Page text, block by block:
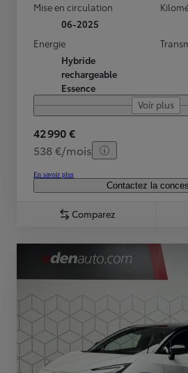
Mise en circulation
06-2025
Energie
Hybride
rechargeable
Essence
Voir plus
42 990 €
538 €/mois
En savoir plus
Contactez la
Comparez